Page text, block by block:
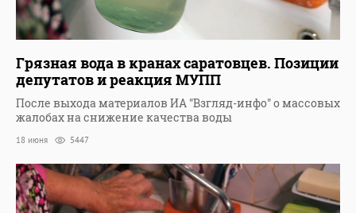
Грязная вода в кранах саратовцев. Позиции
депутатов и реакция МУПП
После выхода материалов ИА "Взгляд-инфо" о массовых
жалобах на снижение качества воды
18 июня 5447